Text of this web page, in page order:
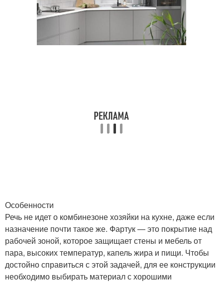
Особенности
Речь не идет о комбинезоне хозяйки на кухне, даже если
назначение почти такое же. Фартук — это покрытие над
рабочей зоной, которое защищает стены и мебель от
пара, высоких температур, капель жира и пищи. Чтобы
достойно справиться с этой задачей, для ее конструкции
необходимо выбирать материал с хорошими